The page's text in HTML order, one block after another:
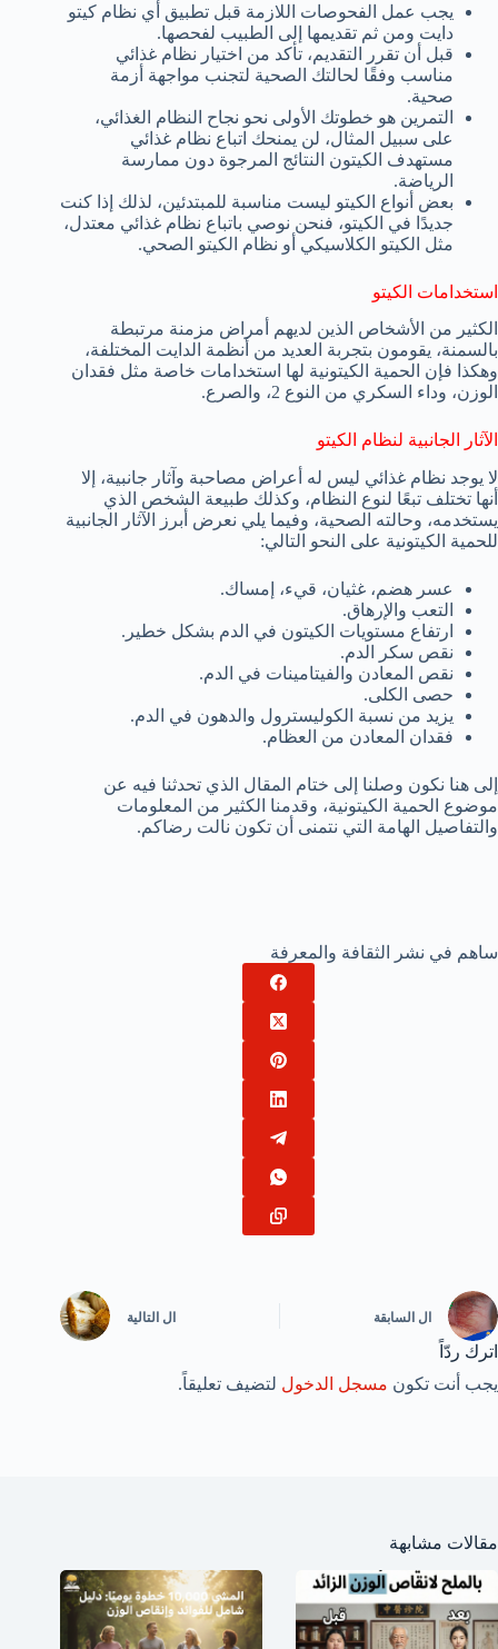
يجب عمل الفحوصات اللازمة قبل تطبيق أي نظام كيتو
دايت ومن ثم تقديمها إلى الطبيب لفحصها.
قبل أن تقرر التقديم، تأكد من اختيار نظام غذائي
مناسب وفقًا لحالتك الصحية لتجنب مواجهة أزمة
صحية.
التمرين هو خطوتك الأولى نحو نجاح النظام الغذائي،
على سبيل المثال، لن يمنحك اتباع نظام غذائي
مستهدف الكيتون النتائج المرجوة دون ممارسة
الرياضة.
بعض أنواع الكيتو ليست مناسبة للمبتدئين، لذلك إذا كنت
جديدًا في الكيتو، فنحن نوصي باتباع نظام غذائي معتدل،
مثل الكيتو الكلاسيكي أو نظام الكيتو الصحي.
استخدامات الكيتو
الكثير من الأشخاص الذين لديهم أمراض مزمنة مرتبطة
بالسمنة، يقومون بتجربة العديد من أنظمة الدايت المختلفة،
وهكذا فإن الحمية الكيتونية لها استخدامات خاصة مثل فقدان
الوزن، وداء السكري من النوع 2، والصرع.
الآثار الجانبية لنظام الكيتو
لا يوجد نظام غذائي ليس له أعراض مصاحبة وآثار جانبية، إلا
أنها تختلف تبعًا لنوع النظام، وكذلك طبيعة الشخص الذي
يستخدمه، وحالته الصحية، وفيما يلي نعرض أبرز الآثار الجانبية
للحمية الكيتونية على النحو التالي:
عسر هضم، غثيان، قيء، إمساك.
التعب والإرهاق.
ارتفاع مستويات الكيتون في الدم بشكل خطير.
نقص سكر الدم.
نقص المعادن والفيتامينات في الدم.
حصى الكلى.
يزيد من نسبة الكوليسترول والدهون في الدم.
فقدان المعادن من العظام.
إلى هنا نكون وصلنا إلى ختام المقال الذي تحدثنا فيه عن
موضوع الحمية الكيتونية، وقدمنا الكثير من المعلومات
والتفاصيل الهامة التي نتمنى أن تكون نالت رضاكم.
ساهم في نشر الثقافة والمعرفة
ال السابقة ال التالية
اترك ردّاً
يجب أنت تكون مسجل الدخول لتضيف تعليقاً.
مقالات مشابهة